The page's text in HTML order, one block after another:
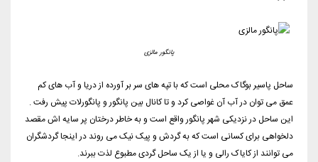
پانگور مالزی
ساحل پاسیر بوگاک محلی است که با تپه های سر بر آورده از دریا و آب های کم
عمق می توان در آب آن غواصی کرد و تا کانال بین پانگور و پانگورلات پیش رفت .
این ساحل در نزدیکی شهر پانگور واقع است و به خاطر درختان پر سایه اش مقصد
دلخواهی برای کسانی است که به گردش و پیک نیک می روند در اینجا گردشگران
می توانند از کایاک رالی و یا از یک ساحل گردی مطبوع لذت ببرند.